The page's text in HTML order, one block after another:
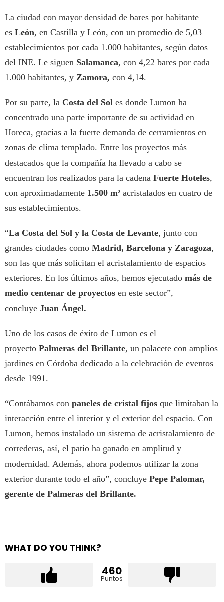
La ciudad con mayor densidad de bares por habitante
es León, en Castilla y León, con un promedio de 5,03
establecimientos por cada 1.000 habitantes, según datos
del INE. Le siguen Salamanca, con 4,22 bares por cada
1.000 habitantes, y Zamora, con 4,14.
Por su parte, la Costa del Sol es donde Lumon ha
concentrado una parte importante de su actividad en
Horeca, gracias a la fuerte demanda de cerramientos en
zonas de clima templado. Entre los proyectos más
destacados que la compañía ha llevado a cabo se
encuentran los realizados para la cadena Fuerte Hoteles,
con aproximadamente 1.500 m² acristalados en cuatro de
sus establecimientos.
“La Costa del Sol y la Costa de Levante, junto con
grandes ciudades como Madrid, Barcelona y Zaragoza,
son las que más solicitan el acristalamiento de espacios
exteriores. En los últimos años, hemos ejecutado más de
medio centenar de proyectos en este sector”,
concluye Juan Ángel.
Uno de los casos de éxito de Lumon es el
proyecto Palmeras del Brillante, un palacete con amplios
jardines en Córdoba dedicado a la celebración de eventos
desde 1991.
“Contábamos con paneles de cristal fijos que limitaban la
interacción entre el interior y el exterior del espacio. Con
Lumon, hemos instalado un sistema de acristalamiento de
correderas, así, el patio ha ganado en amplitud y
modernidad. Además, ahora podemos utilizar la zona
exterior durante todo el año”, concluye Pepe Palomar,
gerente de Palmeras del Brillante.
WHAT DO YOU THINK?
460
Puntos